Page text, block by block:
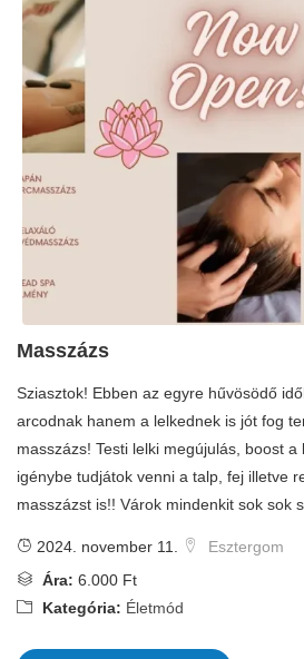
Masszázs
Sziasztok! Ebben az egyre hűvösödő
arcodnak hanem a lelkednek is jót fog
masszázs! Testi lelki megújulás, boost
igénybe tudjátok venni a talp, fej illetve
masszázst is!! Várok mindenkit sok sok
2024. november 11.
Esztergom
Ára: 6.000 Ft
Kategória: Életmód